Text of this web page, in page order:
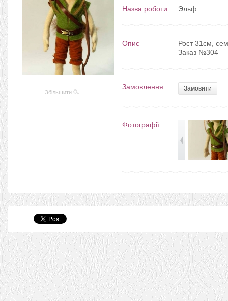
Збільшити
Назва роботи Эльф
Опис
Рост 31см,
Заказ №304
Замовлення Замовити
Фотографії